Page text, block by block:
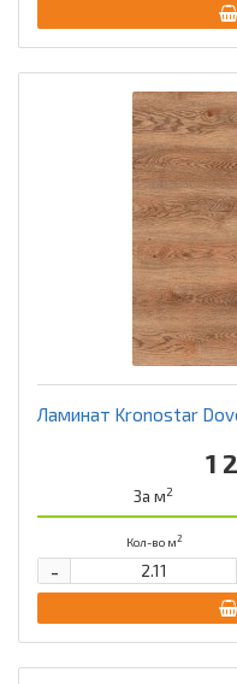
Ламинат Kronostar
1
За м2
Кол-во м2
-